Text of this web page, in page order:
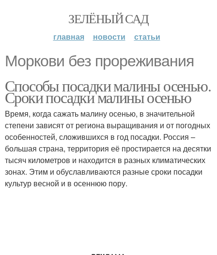
ЗЕЛЁНЫЙ САД
главная новости статьи
Моркови без прореживания
Способы посадки малины осенью.
Сроки посадки малины осенью
Время, когда сажать малину осенью, в значительной
степени зависят от региона выращивания и от погодных
особенностей, сложившихся в год посадки. Россия –
большая страна, территория её простирается на десятки
тысяч километров и находится в разных климатических
зонах. Этим и обуславливаются разные сроки посадки
культур весной и в осеннюю пору.